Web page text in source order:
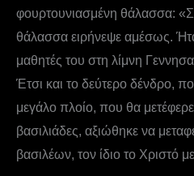
φουρτουνιασμένη θάλασσα:
θάλασσα ειρήνεψε αμέσως.
μαθητές του στη λίμνη
Έτσι και το δεύτερο δένδρο,
μεγάλο πλοίο, που θα
βασιλιάδες, αξιώθηκε να
βασιλέων, τον ίδιο το Χριστό